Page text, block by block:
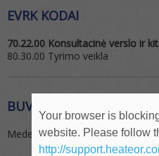
EVRK KODAI
70.22.00 Konsultacinė verslo ir
80.30.00 Tyrimo veikla
BUVEINĖS ADRESAS
Medekšinės g. 23, Kaunas,
Your browser is
website. Please follow
http://